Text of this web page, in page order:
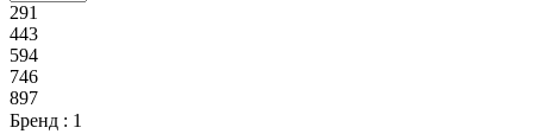
291
443
594
746
897
Бренд : 1